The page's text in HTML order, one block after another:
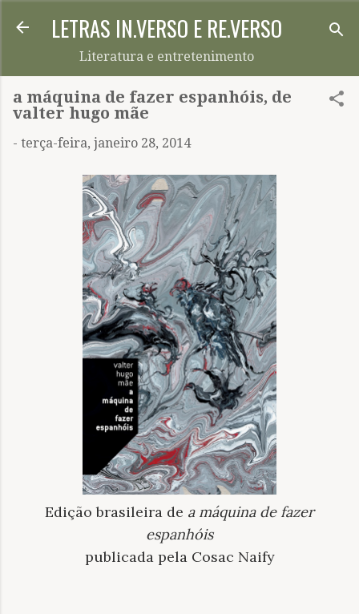
Pular para o conteúdo principal
LETRAS IN.VERSO E RE.VERSO
Literatura e entretenimento
a máquina de fazer espanhóis, de
valter hugo mãe
- terça-feira, janeiro 28, 2014
Edição brasileira de a máquina de fazer
espanhóis
publicada pela Cosac Naify